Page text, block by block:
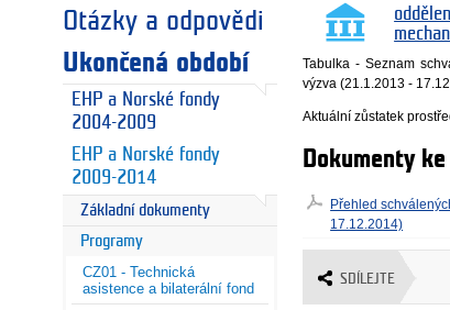
Otázky a odpovědi
Ukončená období
EHP a Norské fondy
2004-2009
EHP a Norské fondy
2009-2014
Základní dokumenty
Programy
CZ01 - Technická
asistence a bilaterální fond
Tabulka - Seznam
výzva (21.1.2013 -
Aktuální zůstatek
Dokumenty
Přehled
17.12.2014)
SDÍLEJTE